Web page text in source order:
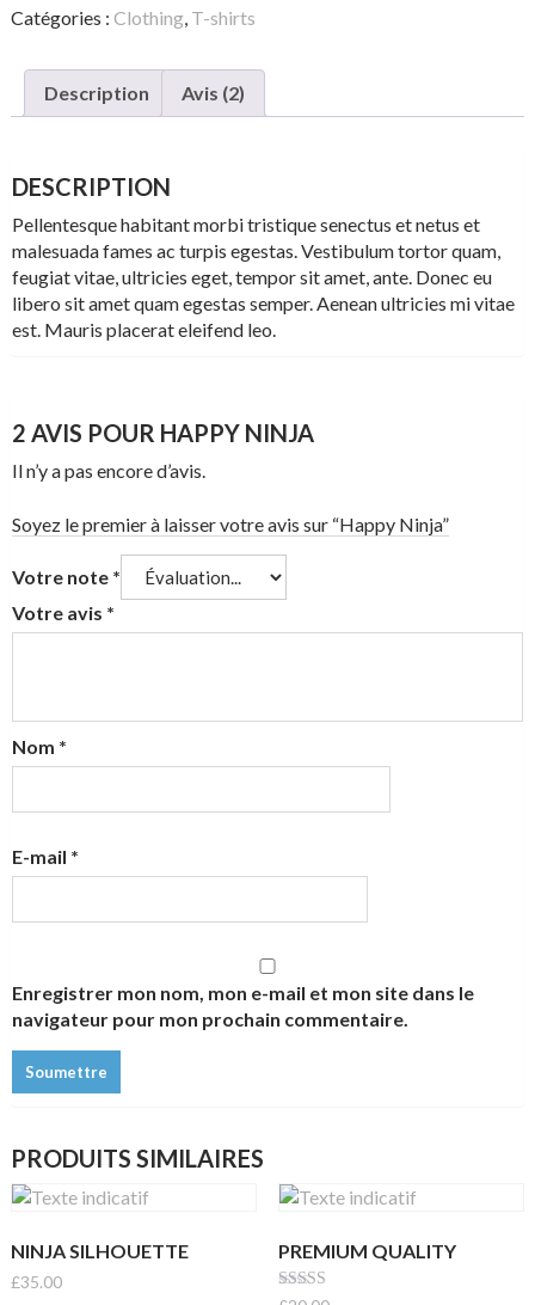
Ninja
Catégories : Clothing, T-shirts
Description Avis (2)
DESCRIPTION
Pellentesque habitant morbi tristique senectus et netus et
malesuada fames ac turpis egestas. Vestibulum tortor quam,
feugiat vitae, ultricies eget, tempor sit amet, ante. Donec eu
libero sit amet quam egestas semper. Aenean ultricies mi vitae
est. Mauris placerat eleifend leo.
2 AVIS POUR HAPPY NINJA
Il n’y a pas encore d’avis.
Soyez le premier à laisser votre avis sur “Happy Ninja”
Votre note *
Votre avis *
Nom *
E-mail *
Enregistrer mon nom, mon e-mail et mon site dans le
navigateur pour mon prochain commentaire.
PRODUITS SIMILAIRES
NINJA SILHOUETTE
£35.00
PREMIUM QUALITY